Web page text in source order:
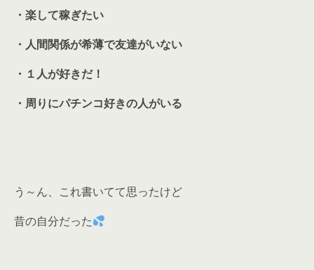
・楽して稼ぎたい
・人間関係が希薄で友達がいない
・１人が好きだ！
・周りにパチンコ好きの人がいる
う～ん、これ書いてて思ったけど
昔の自分だった